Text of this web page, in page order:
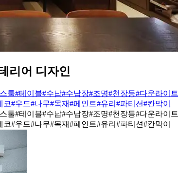
리어 디자인
툴#테이블#수납#수납장#조명#천장등#다운라이트
코#우드#나무#목재#페인트#유리 #파티션#칸막이
툴#테이블#수납#수납장#조명#천장등#다운라이트
코#우드#나무#목재#페인트#유리 #파티션#칸막이